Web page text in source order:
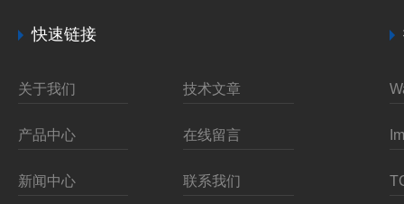
快速链接
关于我们 技术文章
产品中心 在线留言
新闻中心 联系我们